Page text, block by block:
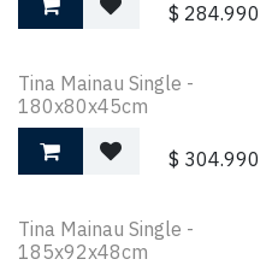
$ 284.990
Tina Mainau Single -
180x80x45cm
$ 304.990
Tina Mainau Single -
185x92x48cm